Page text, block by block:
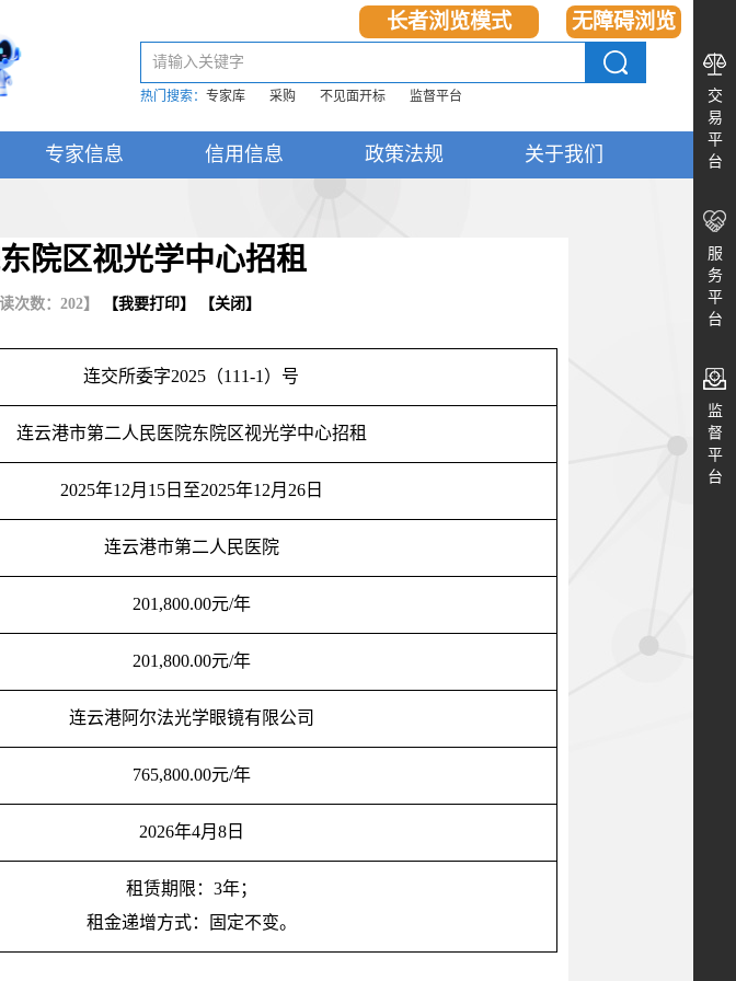
无障碍浏览
长者浏览模式
请输入关键字
热门搜索： 专家库 采购 不见面开标 监督平台
专家信息 信用信息 政策法规 关于我们
交
易
平
台
服
务
平
台
监
督
平
台
院区视光学中心招租
次数： 202】 【我要打印】 【关闭 】
连交所委字2025（111-1 ）号
连云港市第二人民医院东院区视光学中心招租
2025年1 2月 15日至2025年1 2月 26日
连云港市第二人民医院
201,800.00元/年
201,800.00元/年
连云港阿尔法光学眼镜有限公司
765,800.00元/年
2026年4月 8日
租赁期限： 3年；
租金递增方式： 固定不变。